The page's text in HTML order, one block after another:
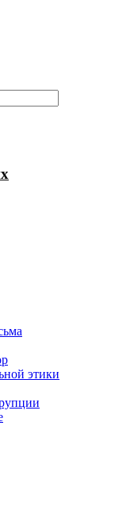
этики